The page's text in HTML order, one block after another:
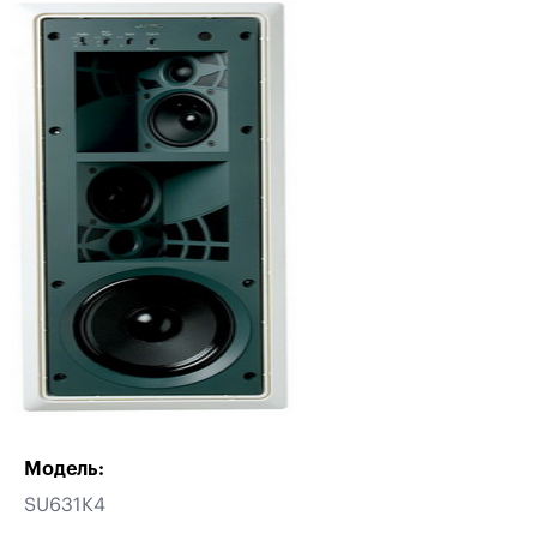
Модель:
SU631K4